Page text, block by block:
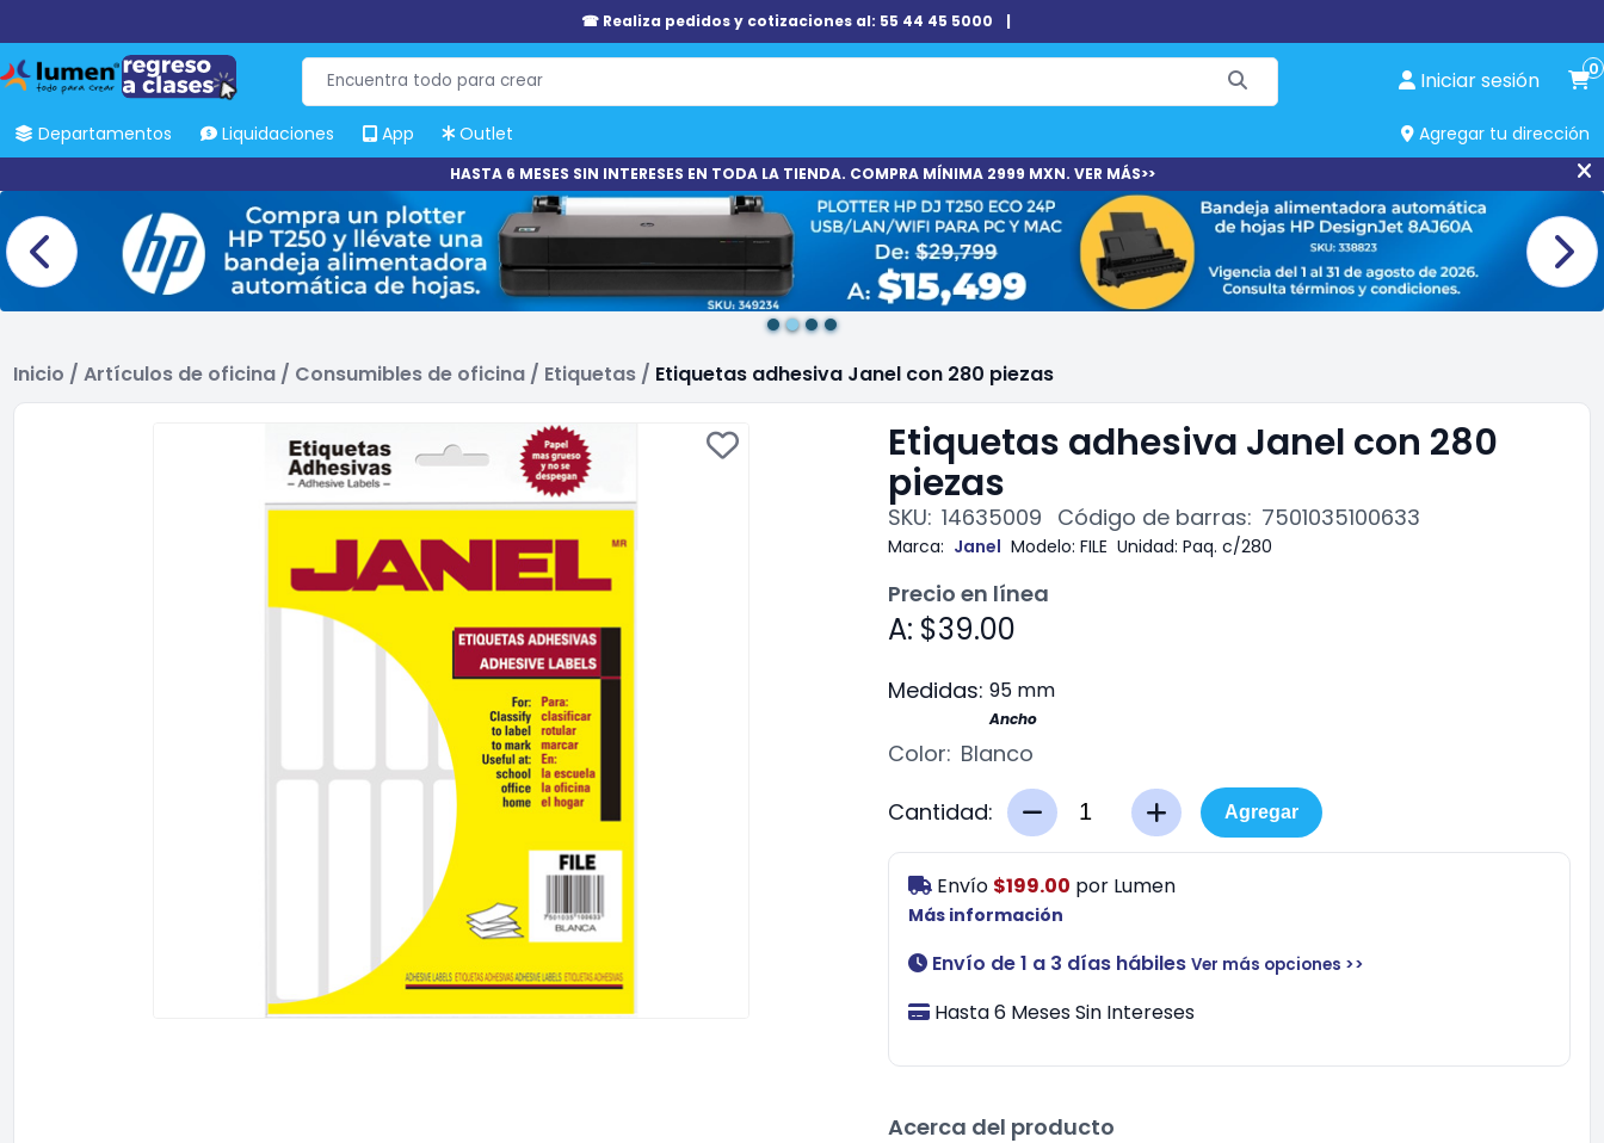
☎ Realiza pedidos y cotizaciones al: 55 44 45 5000 |
Iniciar sesión 0
Departamentos Liquidaciones App Outlet Agregar tu dirección
HASTA 6 MESES SIN INTERESES EN TODA LA TIENDA. COMPRA MÍNIMA 2999 MXN. VER MÁS>>
Inicio / Artículos de oficina / Consumibles de oficina / Etiquetas / Etiquetas adhesiva Janel con 280 piezas
Etiquetas adhesiva Janel con 280
piezas
SKU: 14635009 Código de barras: 7501035100633
Marca: Janel Modelo: FILE Unidad: Paq. c/280
Precio en línea
A: $39.00
Medidas: 95 mm
Ancho
Color: Blanco
Cantidad:
Agregar
Envío $199.00 por Lumen
Más información
Envío de 1 a 3 días hábiles Ver más opciones >>
Hasta 6 Meses Sin Intereses
Acerca del producto